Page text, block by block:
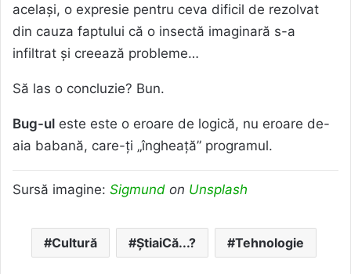
același, o expresie pentru ceva dificil de rezolvat
din cauza faptului că o insectă imaginară s-a
infiltrat și creează probleme…
Să las o concluzie? Bun.
Bug-ul este este o eroare de logică, nu eroare de-
aia babană, care-ți „îngheață” programul.
Sursă imagine: Sigmund on Unsplash
Cultură ȘtiaiCă...? Tehnologie